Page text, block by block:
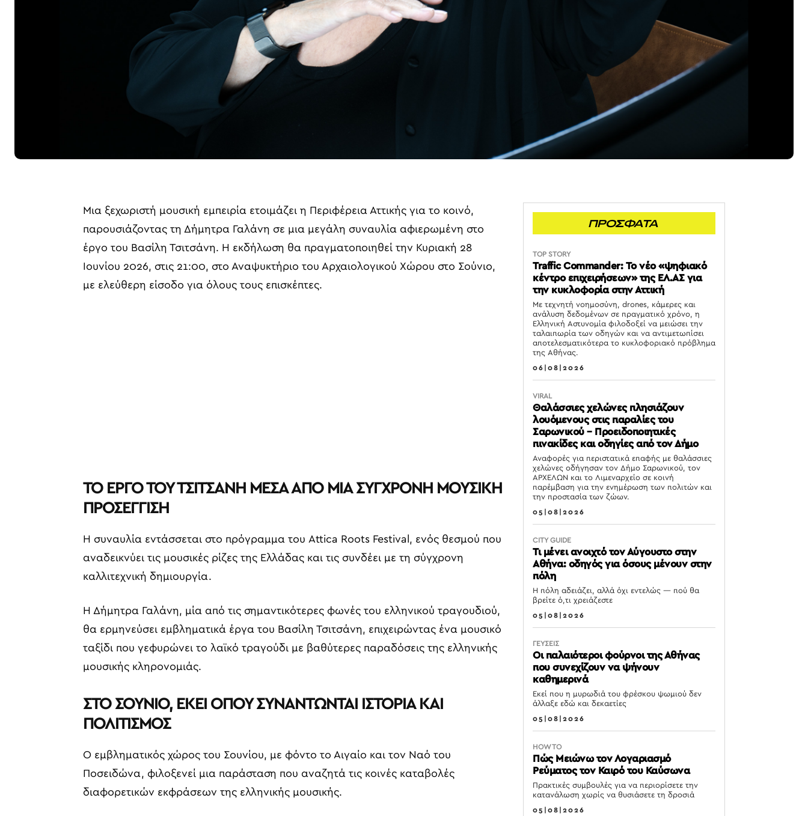
Μια ξεχωριστή μουσική εμπειρία ετοιμάζει η Περιφέρεια Αττικής για το κοινό,
παρουσιάζοντας τη Δήμητρα Γαλάνη σε μια μεγάλη συναυλία αφιερωμένη στο
έργο του Βασίλη Τσιτσάνη. Η εκδήλωση θα πραγματοποιηθεί την Κυριακή 28
Ιουνίου 2026, στις 21:00, στο Αναψυκτήριο του Αρχαιολογικού Χώρου στο Σούνιο,
με ελεύθερη είσοδο για όλους τους επισκέπτες.
ΤΟ ΕΡΓΟ ΤΟΥ ΤΣΙΤΣΑΝΗ ΜΕΣΑ ΑΠΟ ΜΙΑ ΣΥΓΧΡΟΝΗ ΜΟΥΣΙΚΗ
ΠΡΟΣΕΓΓΙΣΗ
Η συναυλία εντάσσεται στο πρόγραμμα του Attica Roots Festival, ενός θεσμού που
αναδεικνύει τις μουσικές ρίζες της Ελλάδας και τις συνδέει με τη σύγχρονη
καλλιτεχνική δημιουργία.
Η Δήμητρα Γαλάνη, μία από τις σημαντικότερες φωνές του ελληνικού τραγουδιού,
θα ερμηνεύσει εμβληματικά έργα του Βασίλη Τσιτσάνη, επιχειρώντας ένα μουσικό
ταξίδι που γεφυρώνει το λαϊκό τραγούδι με βαθύτερες παραδόσεις της ελληνικής
μουσικής κληρονομιάς.
ΣΤΟ ΣΟΥΝΙΟ, ΕΚΕΙ ΟΠΟΥ ΣΥΝΑΝΤΩΝΤΑΙ ΙΣΤΟΡΙΑ ΚΑΙ
ΠΟΛΙΤΙΣΜΟΣ
Ο εμβληματικός χώρος του Σουνίου, με φόντο το Αιγαίο και τον Ναό του
Ποσειδώνα, φιλοξενεί μια παράσταση που αναζητά τις κοινές καταβολές
διαφορετικών εκφράσεων της ελληνικής μουσικής.
ΠΡΟΣΦΑΤΑ
TOP STORY
Traffic Commander: Το νέο «ψηφιακό
κέντρο επιχειρήσεων» της ΕΛ.ΑΣ για
την κυκλοφορία στην Αττική
Με τεχνητή νοημοσύνη, drones, κάμερες και
ανάλυση δεδομένων σε πραγματικό χρόνο, η
Ελληνική Αστυνομία φιλοδοξεί να μειώσει την
ταλαιπωρία των οδηγών και να αντιμετωπίσει
αποτελεσματικότερα το κυκλοφοριακό πρόβλημα
της Αθήνας.
06|08|2026
VIRAL
Θαλάσσιες χελώνες πλησιάζουν
λουόμενους στις παραλίες του
Σαρωνικού – Προειδοποιητικές
πινακίδες και οδηγίες από τον Δήμο
Αναφορές για περιστατικά επαφής με θαλάσσιες
χελώνες οδήγησαν τον Δήμο Σαρωνικού, τον
ΑΡΧΕΛΩΝ και το Λιμεναρχείο σε κοινή
παρέμβαση για την ενημέρωση των πολιτών και
την προστασία των ζώων.
05|08|2026
CITY GUIDE
Τι μένει ανοιχτό τον Αύγουστο στην
Αθήνα: οδηγός για όσους μένουν στην
πόλη
Η πόλη αδειάζει, αλλά όχι εντελώς — πού θα
βρείτε ό,τι χρειάζεστε
05|08|2026
ΓΕΥΣΕΙΣ
Οι παλαιότεροι φούρνοι της Αθήνας
που συνεχίζουν να ψήνουν
καθημερινά
Εκεί που η μυρωδιά του φρέσκου ψωμιού δεν
άλλαξε εδώ και δεκαετίες
05|08|2026
HOW TO
Πώς Μειώνω τον Λογαριασμό
Ρεύματος τον Καιρό του Καύσωνα
Πρακτικές συμβουλές για να περιορίσετε την
κατανάλωση χωρίς να θυσιάσετε τη δροσιά
05|08|2026